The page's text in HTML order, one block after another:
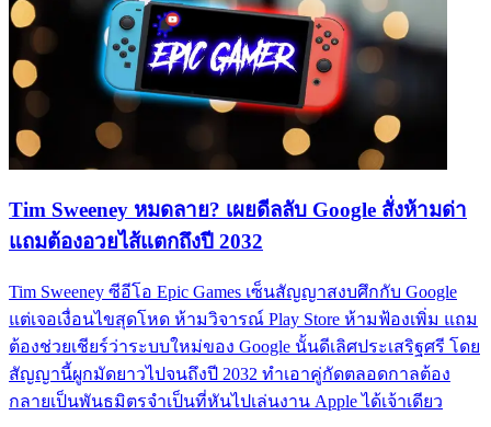
Tim Sweeney หมดลาย? เผยดีลลับ Google สั่งห้ามด่า
แถมต้องอวยไส้แตกถึงปี 2032
Tim Sweeney ซีอีโอ Epic Games เซ็นสัญญาสงบศึกกับ Google
แต่เจอเงื่อนไขสุดโหด ห้ามวิจารณ์ Play Store ห้ามฟ้องเพิ่ม แถม
ต้องช่วยเชียร์ว่าระบบใหม่ของ Google นั้นดีเลิศประเสริฐศรี โดย
สัญญานี้ผูกมัดยาวไปจนถึงปี 2032 ทำเอาคู่กัดตลอดกาลต้อง
กลายเป็นพันธมิตรจำเป็นที่หันไปเล่นงาน Apple ได้เจ้าเดียว